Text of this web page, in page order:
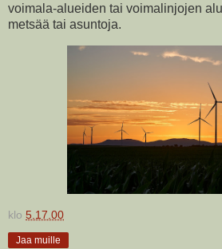
voimala-alueiden tai voimalinjojen
metsää tai asuntoja.
klo 5.17.00
Jaa muille